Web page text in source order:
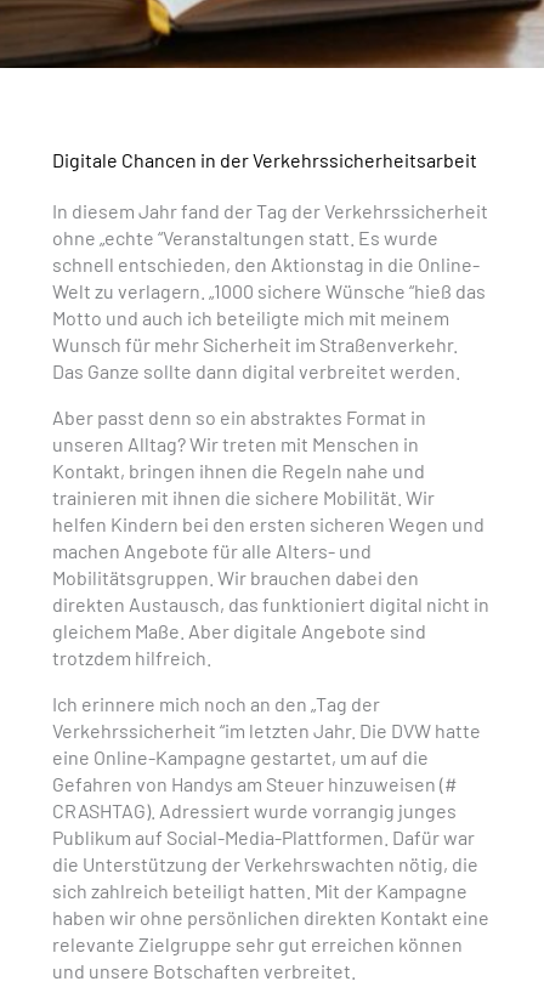
Digitale Chancen in der Verkehrssicherheitsarbeit
In diesem Jahr fand der Tag der Verkehrssicherheit
ohne „echte “Veranstaltungen statt. Es wurde
schnell entschieden, den Aktionstag in die Online-
Welt zu verlagern. „1000 sichere Wünsche “hieß das
Motto und auch ich beteiligte mich mit meinem
Wunsch für mehr Sicherheit im Straßenverkehr.
Das Ganze sollte dann digital verbreitet werden.
Aber passt denn so ein abstraktes Format in
unseren Alltag? Wir treten mit Menschen in
Kontakt, bringen ihnen die Regeln nahe und
trainieren mit ihnen die sichere Mobilität. Wir
helfen Kindern bei den ersten sicheren Wegen und
machen Angebote für alle Alters- und
Mobilitätsgruppen. Wir brauchen dabei den
direkten Austausch, das funktioniert digital nicht in
gleichem Maße. Aber digitale Angebote sind
trotzdem hilfreich.
Ich erinnere mich noch an den „Tag der
Verkehrssicherheit “im letzten Jahr. Die DVW hatte
eine Online-Kampagne gestartet, um auf die
Gefahren von Handys am Steuer hinzuweisen (#
CRASHTAG). Adressiert wurde vorrangig junges
Publikum auf Social-Media-Plattformen. Dafür war
die Unterstützung der Verkehrswachten nötig, die
sich zahlreich beteiligt hatten. Mit der Kampagne
haben wir ohne persönlichen direkten Kontakt eine
relevante Zielgruppe sehr gut erreichen können
und unsere Botschaften verbreitet.